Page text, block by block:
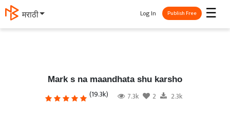
मराठी ☰
Log In Publish Free
Mark s na maandhata shu karsho
(19.3k) 7.3k 2 2.3k